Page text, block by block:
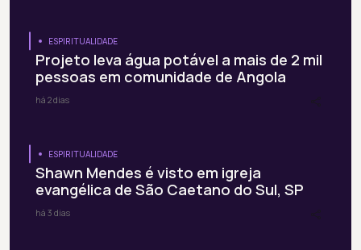
ESPIRITUALIDADE
Projeto leva água potável a mais de 2 mil
pessoas em comunidade de Angola
há 2 dias
ESPIRITUALIDADE
Shawn Mendes é visto em igreja
evangélica de São Caetano do Sul, SP
há 3 dias